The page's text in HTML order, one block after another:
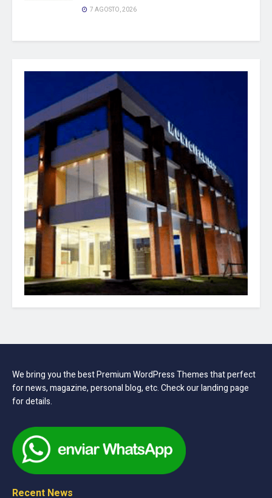
7 AGOSTO, 2026
We bring you the best Premium WordPress Themes that perfect
for news, magazine, personal blog, etc. Check our landing page
for details.
Recent News